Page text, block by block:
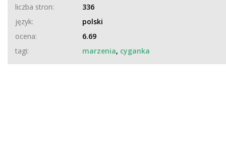
liczba stron:
336
język:
polski
ocena:
6.69
tagi:
marzenia, cyganka